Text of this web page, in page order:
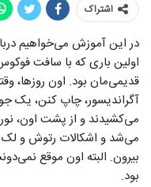
اشتراک
اولین باری که با سافت
قدیمی‌مان بود. اون روز‌ها،
آگراندیسور، چاپ کنن، یک
می‌کشیدند و از پشت اون،
می‌شد و اشکالات رتوش و
بیرون. البته اون موقع
بود.